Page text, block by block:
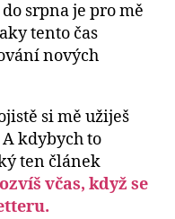
srpna je pro mě
tento čas
nových
si mě užiješ
A kdybych to
ten článek
včas, když se